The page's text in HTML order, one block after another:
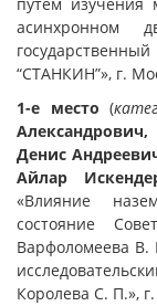
асинхронном
“СТАНКИН”», г.
1-е место (
Денис
Айлар
«Влияние
состояние
Варфоломеева
Королева С. П.»,